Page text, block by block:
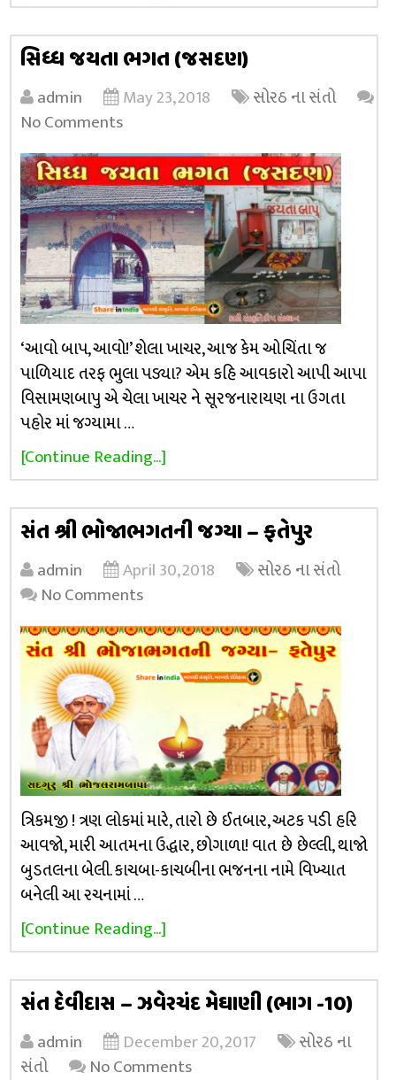
સિધ્ધ જયતા ભગત (જસદણ)
admin May 23, 2018
સોરઠ ના સંતો
No Comments
‘આવો બાપ, આવો!’ શેલા ખાચર, આજ કેમ ઓચિંતા જ
પાળિયાદ તરફ ભુલા પડ્યા? એમ કહિ આવકારો આપી આપા
વિસામણબાપુ એ ચેલા ખાચર ને સૂરજનારાયણ ના ઉગતા
પહોર માં જગ્યામા …
[Continue Reading...]
સંત શ્રી ભોજાભગતની જગ્યા – ફતેપુર
admin April 30, 2018
સોરઠ ના સંતો
No Comments
ત્રિકમજી ! ત્રણ લોકમાં મારે, તારો છે ઈતબાર, અટક પડી હરિ
આવજો, મારી આતમના ઉદ્ધાર, છોગાળા! વાત છે છેલ્લી, થાજો
બુડતલના બેલી. કાચબા-કાચબીના ભજનના નામે વિખ્યાત
બનેલી આ રચનામાં …
[Continue Reading...]
સંત દેવીદાસ – ઝવેરચંદ મેઘાણી (ભાગ -10)
admin December 20, 2017
સોરઠ ના
સંતો
No Comments